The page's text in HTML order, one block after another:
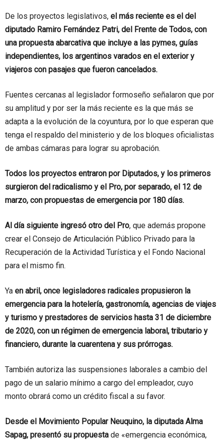
De los proyectos legislativos, el más reciente es el del
diputado Ramiro Fernández Patri, del Frente de Todos, con
una propuesta abarcativa que incluye a las pymes, guías
independientes, los argentinos varados en el exterior y
viajeros con pasajes que fueron cancelados.
Fuentes cercanas al legislador formoseño señalaron que por
su amplitud y por ser la más reciente es la que más se
adapta a la evolución de la coyuntura, por lo que esperan que
tenga el respaldo del ministerio y de los bloques oficialistas
de ambas cámaras para lograr su aprobación.
Todos los proyectos entraron por Diputados, y los primeros
surgieron del radicalismo y el Pro, por separado, el 12 de
marzo, con propuestas de emergencia por 180 días.
Al día siguiente ingresó otro del Pro, que además propone
crear el Consejo de Articulación Público Privado para la
Recuperación de la Actividad Turística y el Fondo Nacional
para el mismo fin.
Ya en abril, once legisladores radicales propusieron la
emergencia para la hotelería, gastronomía, agencias de viajes
y turismo y prestadores de servicios hasta 31 de diciembre
de 2020, con un régimen de emergencia laboral, tributario y
financiero, durante la cuarentena y sus prórrogas.
También autoriza las suspensiones laborales a cambio del
pago de un salario mínimo a cargo del empleador, cuyo
monto obrará como un crédito fiscal a su favor.
Desde el Movimiento Popular Neuquino, la diputada Alma
Sapag, presentó su propuesta de «emergencia económica,